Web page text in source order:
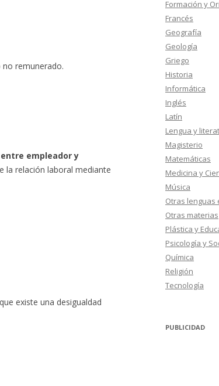
no remunerado.
empleador y
la relación laboral mediante
existe una desigualdad
Formación y
Francés
Geografía
Geología
Griego
Historia
Informática
Inglés
Latín
Lengua y
Magisterio
Matemáticas
Medicina y
Música
Otras lenguas
Otras materias
Plástica y
Psicología y
Química
Religión
Tecnología
PUBLICIDAD